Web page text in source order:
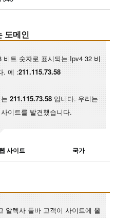
도메인
트 숫자로 표시되는 Ipv4 32 비
. 예 :211.115.73.58
211.115.73.58 입니다. 우리는
이트를 발견했습니다.
사이트 국가
알렉사 툴바 고객이 사이트에 올